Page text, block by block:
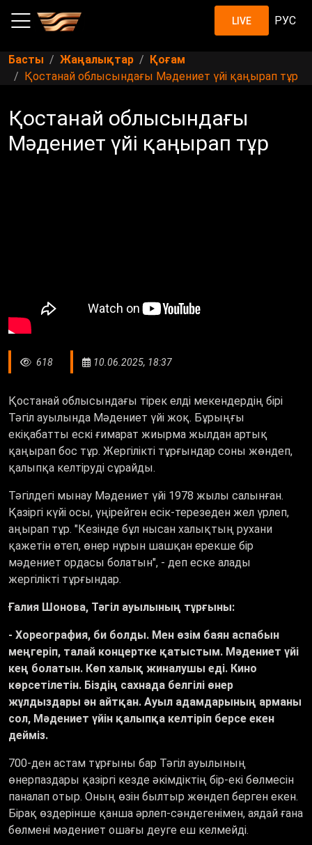
LIVE РУС
Басты Жаңалықтар
Қоғам
Қостанай облысындағы Мәдениет үйі қаңырап тұр
Қостанай облысындағы
Мәдениет үйі қаңырап тұр
618 10.06.2025, 18:37
Қостанай облысындағы тірек елді мекендердің бірі
Тәгіл ауылында Мәдениет үйі жоқ. Бұрыңғы
екіқабатты ескі ғимарат жиырма жылдан артық
қаңырап бос тұр. Жергілікті тұрғындар соны жөндеп,
қалыпқа келтіруді сұрайды.
Тәгілдегі мынау Мәдениет үйі 1978 жылы салынған.
Қазіргі күйі осы, үңірейген есік-терезеден жел үрлеп,
аңырап тұр. "Кезінде бұл нысан халықтың рухани
қажетін өтеп, өнер нұрын шашқан ерекше бір
мәдениет ордасы болатын", - деп еске алады
жергілікті тұрғындар.
Ғалия Шонова, Тәгіл ауылының тұрғыны:
- Хореография, би болды. Мен өзім баян аспабын
меңгеріп, талай концертке қатыстым. Мәдениет үйі
кең болатын. Көп халық жиналушы еді. Кино
көрсетілетін. Біздің сахнада белгілі өнер
жұлдыздары ән айтқан. Ауыл адамдарының арманы
сол, Мәдениет үйін қалыпқа келтіріп берсе екен
дейміз.
700-ден астам тұрғыны бар Тәгіл ауылының
өнерпаздары қазіргі кезде әкімдіктің бір-екі бөлмесін
паналап отыр. Оның өзін былтыр жөндеп берген екен.
Бірақ өздерінше қанша әрлеп-сәндегенімен, аядай ғана
бөлмені мәдениет ошағы деуге еш келмейді.